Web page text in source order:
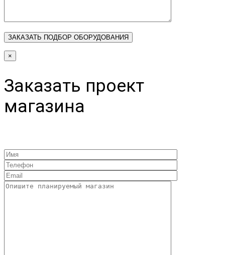
×
Заказать проект
магазина